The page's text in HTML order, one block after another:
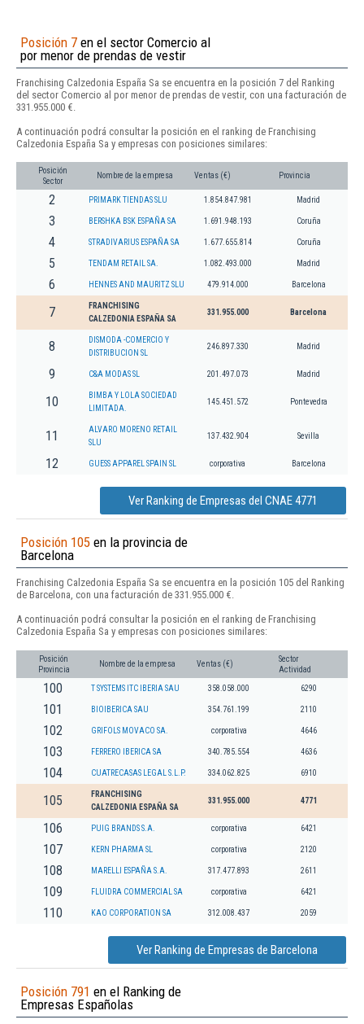
Posición 7 en el sector Comercio al
por menor de prendas de vestir
Franchising Calzedonia España Sa se encuentra en la posición 7 del Ranking
del sector Comercio al por menor de prendas de vestir, con una facturación de
331.955.000 €.
A continuación podrá consultar la posición en el ranking de Franchising
Calzedonia España Sa y empresas con posiciones similares:
Posición
Sector
Nombre de la empresa Ventas (€) Provincia
2 PRIMARK TIENDAS SLU 1.854.847.981 Madrid
3 BERSHKA BSK ESPAÑA SA 1.691.948.193 Coruña
4 STRADIVARIUS ESPAÑA SA 1.677.655.814 Coruña
5 TENDAM RETAIL SA. 1.082.493.000 Madrid
6 HENNES AND MAURITZ SLU 479.914.000 Barcelona
7
FRANCHISING
CALZEDONIA ESPAÑA SA
331.955.000 Barcelona
8
DISMODA -COMERCIO Y
DISTRIBUCION SL
246.897.330 Madrid
9 C&A MODAS SL 201.497.073 Madrid
10
BIMBA Y LOLA SOCIEDAD
LIMITADA.
145.451.572 Pontevedra
11
ALVARO MORENO RETAIL
SLU
137.432.904 Sevilla
12 GUESS APPAREL SPAIN SL corporativa Barcelona
Ver Ranking de Empresas del CNAE 4771
Posición 105 en la provincia de
Barcelona
Franchising Calzedonia España Sa se encuentra en la posición 105 del Ranking
de Barcelona, con una facturación de 331.955.000 €.
A continuación podrá consultar la posición en el ranking de Franchising
Calzedonia España Sa y empresas con posiciones similares:
Posición
Provincia
Nombre de la empresa Ventas (€)
Sector
Actividad
100 T SYSTEMS ITC IBERIA SAU 358.058.000 6290
101 BIOIBERICA SAU 354.761.199 2110
102 GRIFOLS MOVACO SA. corporativa 4646
103 FERRERO IBERICA SA 340.785.554 4636
104 CUATRECASAS LEGAL S.L.P. 334.062.825 6910
105
FRANCHISING
CALZEDONIA ESPAÑA SA
331.955.000 4771
106 PUIG BRANDS S.A. corporativa 6421
107 KERN PHARMA SL corporativa 2120
108 MARELLI ESPAÑA S.A. 317.477.893 2611
109 FLUIDRA COMMERCIAL SA corporativa 6421
110 KAO CORPORATION SA 312.008.437 2059
Ver Ranking de Empresas de Barcelona
Posición 791 en el Ranking de
Empresas Españolas